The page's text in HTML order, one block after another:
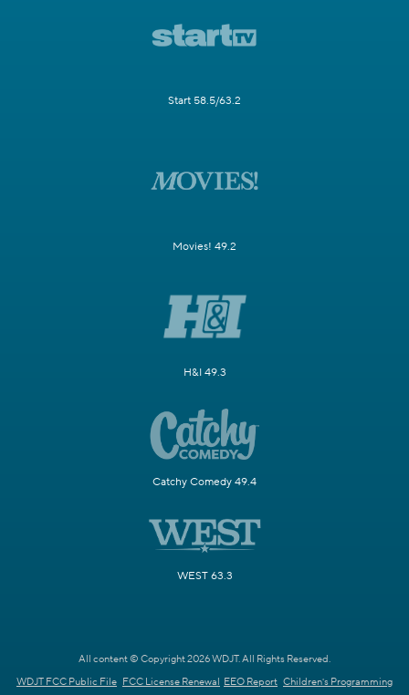
Start 58.5/63.2
Movies! 49.2
H&I 49.3
Catchy Comedy 49.4
WEST 63.3
All content © Copyright 2026 WDJT. All Rights Reserved.
WDJT FCC Public File FCC License Renewal EEO Report Children's Programming